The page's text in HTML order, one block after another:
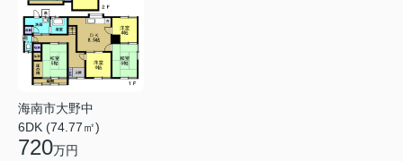
海南市大野中
6DK (74.77㎡)
720万円